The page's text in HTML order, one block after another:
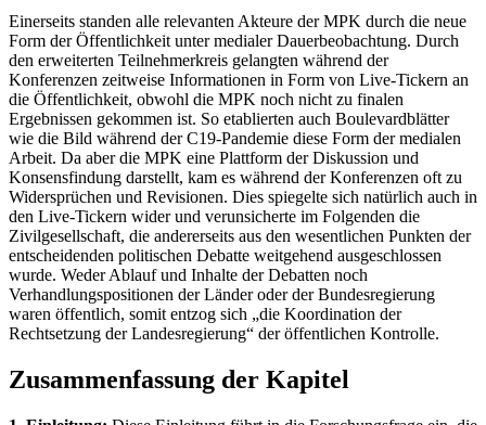
Einerseits standen alle relevanten Akteure der MPK durch die neue
Form der Öffentlichkeit unter medialer Dauerbeobachtung. Durch
den erweiterten Teilnehmerkreis gelangten während der
Konferenzen zeitweise Informationen in Form von Live-Tickern an
die Öffentlichkeit, obwohl die MPK noch nicht zu finalen
Ergebnissen gekommen ist. So etablierten auch Boulevardblätter
wie die Bild während der C19-Pandemie diese Form der medialen
Arbeit. Da aber die MPK eine Plattform der Diskussion und
Konsensfindung darstellt, kam es während der Konferenzen oft zu
Widersprüchen und Revisionen. Dies spiegelte sich natürlich auch in
den Live-Tickern wider und verunsicherte im Folgenden die
Zivilgesellschaft, die andererseits aus den wesentlichen Punkten der
entscheidenden politischen Debatte weitgehend ausgeschlossen
wurde. Weder Ablauf und Inhalte der Debatten noch
Verhandlungspositionen der Länder oder der Bundesregierung
waren öffentlich, somit entzog sich „die Koordination der
Rechtsetzung der Landesregierung“ der öffentlichen Kontrolle.
Zusammenfassung der Kapitel